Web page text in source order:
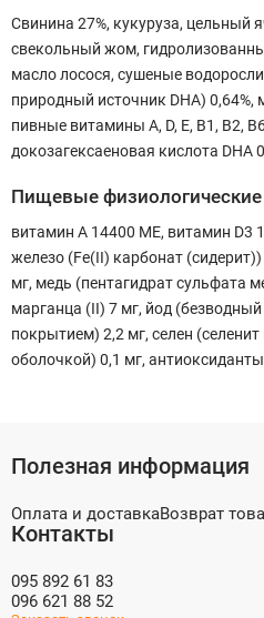
Свинина 27%, кукуруза, цельный
свекольный жом,
масло лосося, сушеные
природный источник DHA)
пивные витамины А, D, E, B1, B2,
докозагексаеновая кислота DHA
Пищевые физиологические
витамин A 14400 МЕ, витамин D3
железо (Fe(II) карбонат
мг, медь (пентагидрат сульфата
марганца (II) 7 мг, йод
покрытием) 2,2 мг, селен
оболочкой) 0,1 мг,
Полезная информация
Оплата и доставкаВозврат
Контакты
095 892 61 83
096 621 88 52